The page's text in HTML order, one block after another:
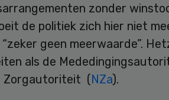
zonder
de politiek zich hier niet
geen meerwaarde”.
als de
Zorgautoriteit (NZa).